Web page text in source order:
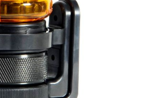
Fireball V2, nous
génération de
LED pour la